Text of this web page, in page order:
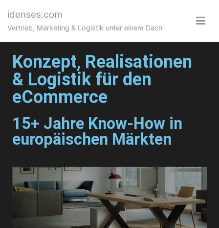
idenses.com
Vertrieb, Marketing & Logistik unter einem Dach
Konzept, Realisationen
& Logistik für den
eCommerce
15+ Jahre Know-How in
europäischen Märkten